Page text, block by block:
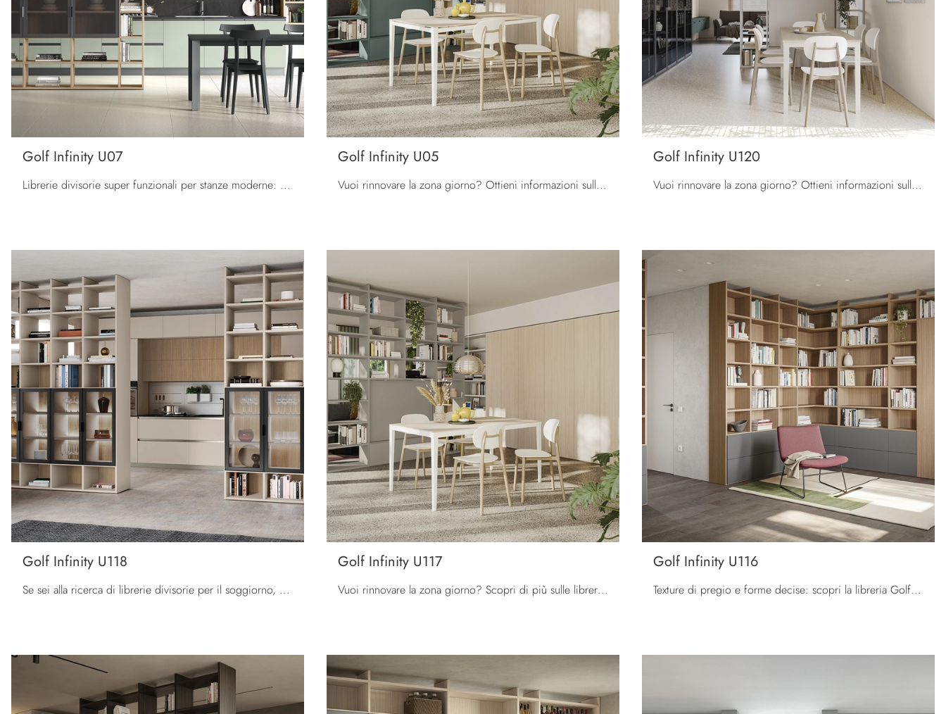
Golf Infinity U07
Librerie divisorie super funzionali per stanze moderne: scopri di più sul modello Golf Infinity U07 dell'azienda Colombini Casa!
Golf Infinity U05
Vuoi rinnovare la zona giorno? Ottieni informazioni sulle librerie moderne divisorie e arreda i tuoi interni con il modello Golf Infinity U05.
Golf Infinity U120
Vuoi rinnovare la zona giorno? Ottieni informazioni sulle librerie moderne divisorie e arreda i tuoi spazi con il modello Golf Infinity U120.
Golf Infinity U118
Se sei alla ricerca di librerie divisorie per il soggiorno, clicca e scopri le nostre soluzioni moderne: il modello Golf Infinity U118 Colombini Casa ...
Golf Infinity U117
Vuoi rinnovare la zona giorno? Scopri di più sulle librerie moderne divisorie e arreda i tuoi locali con il modello Golf Infinity U117.
Golf Infinity U116
Texture di pregio e forme decise: scopri la libreria Golf Infinity U116 di Colombini Casa tra le più belle Librerie moderne componibili.